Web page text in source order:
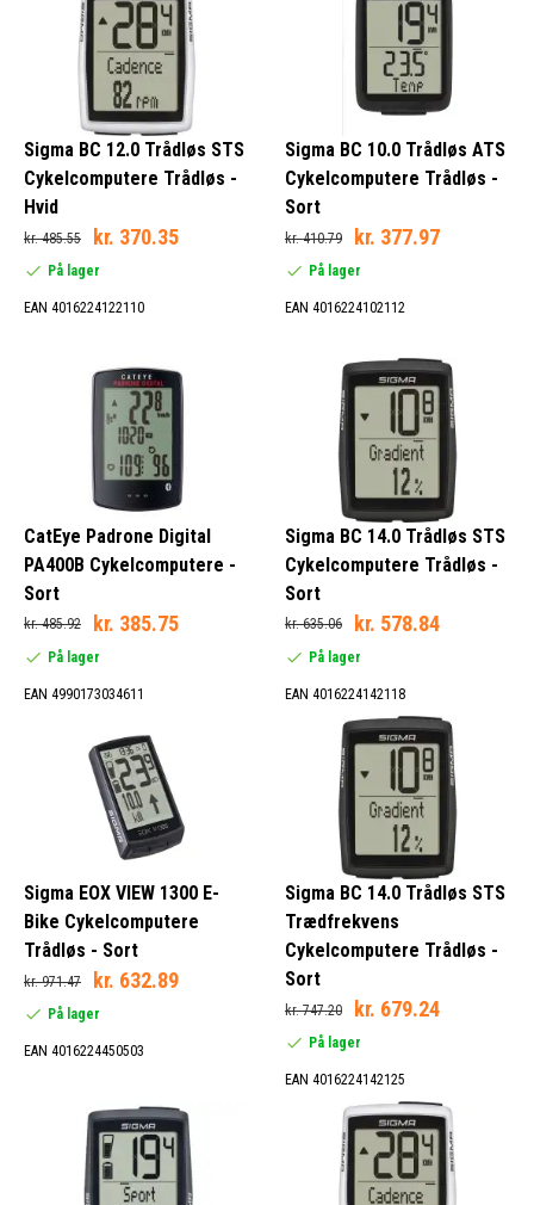
Sigma BC 12.0 Trådløs STS
Cykelcomputere Trådløs -
Hvid
kr. 485.55 kr. 370.35
På lager
EAN 4016224122110
Sigma BC 10.0 Trådløs ATS
Cykelcomputere Trådløs -
Sort
kr. 410.79 kr. 377.97
På lager
EAN 4016224102112
CatEye Padrone Digital
PA400B Cykelcomputere -
Sort
kr. 485.92 kr. 385.75
På lager
EAN 4990173034611
Sigma BC 14.0 Trådløs STS
Cykelcomputere Trådløs -
Sort
kr. 635.06 kr. 578.84
På lager
EAN 4016224142118
Sigma EOX VIEW 1300 E-
Bike Cykelcomputere
Trådløs - Sort
kr. 971.47 kr. 632.89
På lager
EAN 4016224450503
Sigma BC 14.0 Trådløs STS
Trædfrekvens
Cykelcomputere Trådløs -
Sort
kr. 747.20 kr. 679.24
På lager
EAN 4016224142125